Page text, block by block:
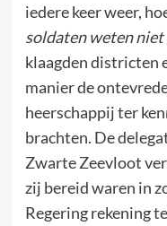
iedere keer weer,
soldaten weten niet
klaagden districten
manier de
heerschappij ter
brachten. De
Zwarte Zeevloot
zij bereid waren in
Regering rekening